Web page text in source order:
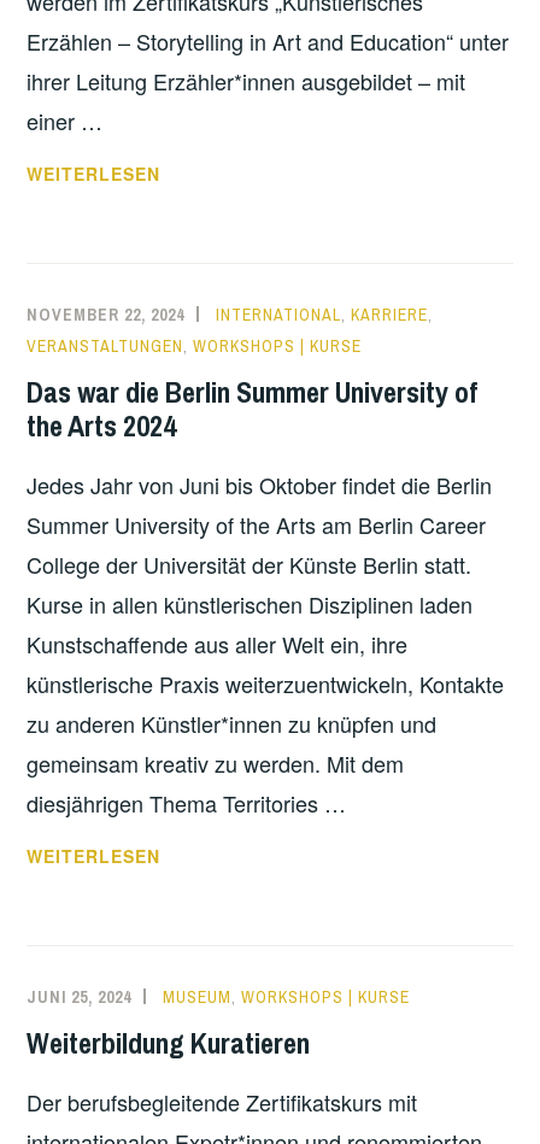
Erzählen – Storytelling in Art and Education“ unter
ihrer Leitung Erzähler*innen ausgebildet – mit
einer …
WARUM
DEN
HEUTIGEN
ZEITEN
IMMER
WIRD…
WEITERLESEN
NOVEMBER 22, 2024 INTERNATIONAL,KARRIERE,
VERANSTALTUNGEN,WORKSHOPS | KURSE
Das war die Berlin Summer University of
the Arts 2024
Jedes Jahr von Juni bis Oktober findet die Berlin
Summer University of the Arts am Berlin Career
College der Universität der Künste Berlin statt.
Kurse in allen künstlerischen Disziplinen laden
Kunstschaffende aus aller Welt ein, ihre
künstlerische Praxis weiterzuentwickeln, Kontakte
zu anderen Künstler*innen zu knüpfen und
gemeinsam kreativ zu werden. Mit dem
diesjährigen Thema Territories …
DAS
UNIVERSITY
OF
ARTS
2024
WEITERLESEN
JUNI 25, 2024 MUSEUM,WORKSHOPS | KURSE
Weiterbildung Kuratieren
Der berufsbegleitende Zertifikatskurs mit